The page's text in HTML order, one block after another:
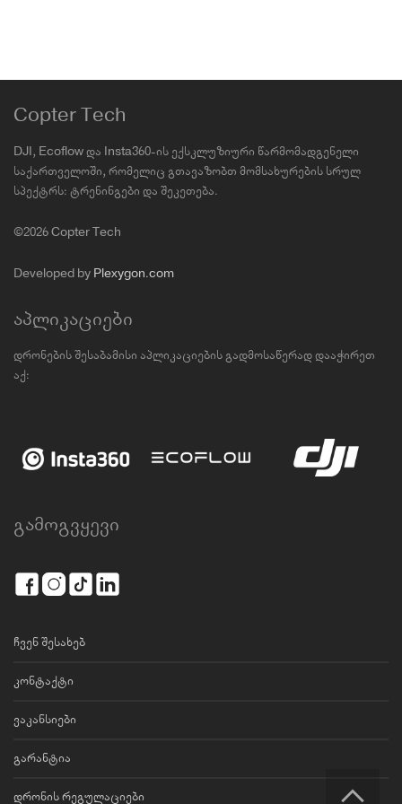
Copter Tech
DJI, Ecoflow და Insta360-ის ექსკლუზიური წარმომადგენელი
საქართველოში, რომელიც გთავაზობთ მომსახურების სრულ
სპექტრს: ტრენინგები და შეკეთება.
©2026 Copter Tech
Developed by Plexygon.com
აპლიკაციები
დრონების შესაბამისი აპლიკაციების გადმოსაწერად დააჭირეთ
აქ:
გამოგვყევი
ჩვენ შესახებ
კონტაქტი
ვაკანსიები
გარანტია
დრონის რეგულაციები